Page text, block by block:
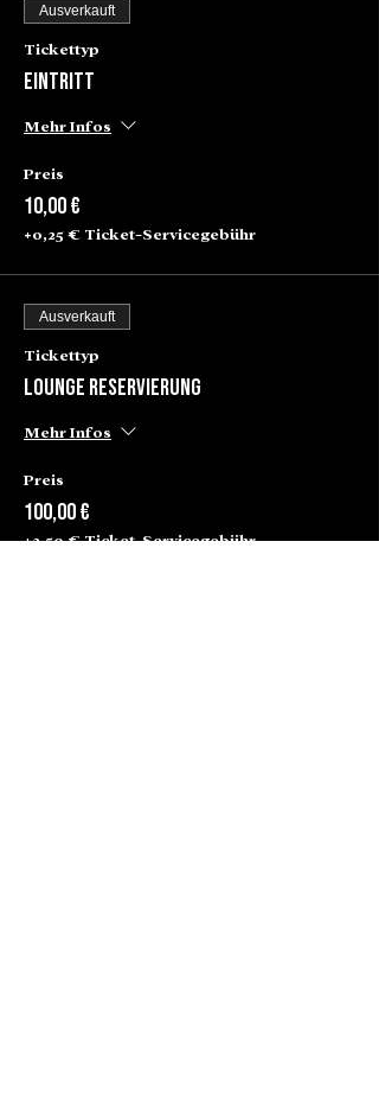
Ausverkauft
Tickettyp
Eintritt
Mehr Infos
Preis
10,00 €
+0,25 € Ticket-Servicegebühr
Ausverkauft
Tickettyp
Lounge Reservierung
Mehr Infos
Preis
100,00 €
+2,50 € Ticket-Servicegebühr